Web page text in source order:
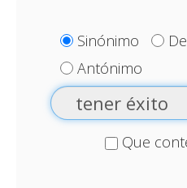
Sinónimo
Antónimo
Que